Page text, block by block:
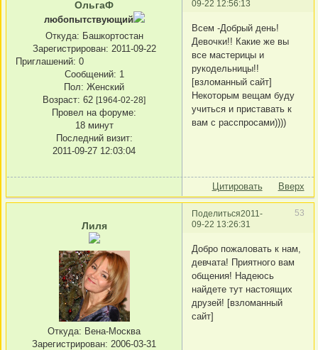
09-22 12:56:13
ОльгаФ
любопытствующий
Откуда: Башкортостан
Зарегистрирован: 2011-09-22
Приглашений: 0
Сообщений: 1
Пол: Женский
Возраст: 62 [1964-02-28]
Провел на форуме:
18 минут
Последний визит:
2011-09-27 12:03:04
Всем -Добрый день!
Девочки!! Какие же вы
все мастерицы и
рукодельницы!!
[взломанный сайт]
Некоторым вещам буду
учиться и приставать к
вам с расспросами))))
Цитировать Вверх
Поделиться 53
2011-
09-22 13:26:31
Лиля
Откуда: Вена-Москва
Зарегистрирован: 2006-03-31
Добро пожаловать к нам,
девчата! Приятного вам
общения! Надеюсь
найдете тут настоящих
друзей! [взломанный
сайт]